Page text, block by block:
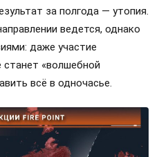
за полгода — утопия.
ведется, однако
даже участие
станет «волшебной
всё в одночасье.